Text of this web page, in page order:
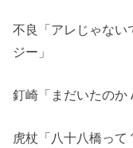
不良「アレじゃない
ジー」
釘崎「まだいたのか
虎杖「八十八橋って